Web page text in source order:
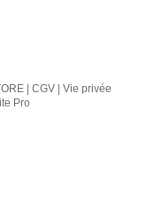
| CGV| Vie privée
Pro